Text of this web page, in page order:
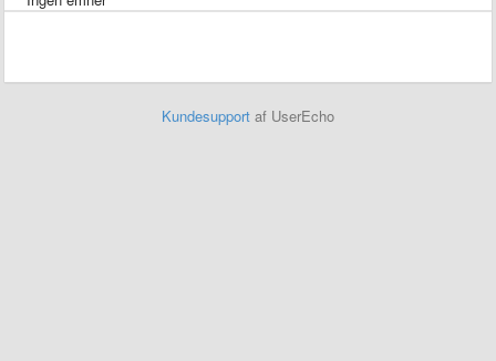
Kundesupport af UserEcho